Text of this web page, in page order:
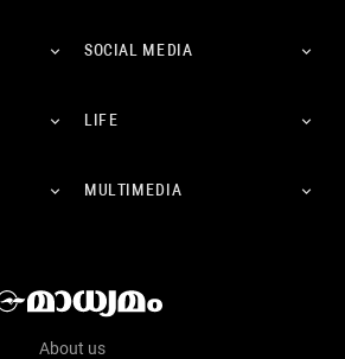
SOCIAL MEDIA
LIFE
MULTIMEDIA
About us